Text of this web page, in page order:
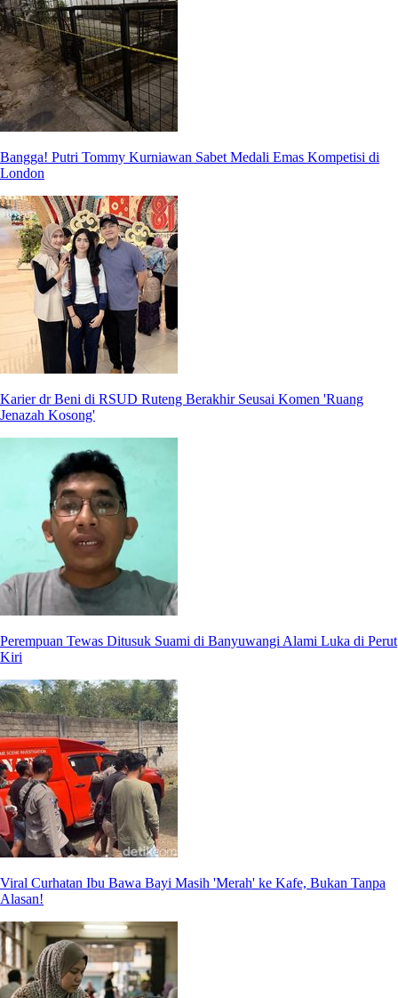
Bangga! Putri Tommy Kurniawan Sabet Medali Emas Kompetisi di
London
Karier dr Beni di RSUD Ruteng Berakhir Seusai Komen 'Ruang
Jenazah Kosong'
Perempuan Tewas Ditusuk Suami di Banyuwangi Alami Luka di Perut
Kiri
Viral Curhatan Ibu Bawa Bayi Masih 'Merah' ke Kafe, Bukan Tanpa
Alasan!